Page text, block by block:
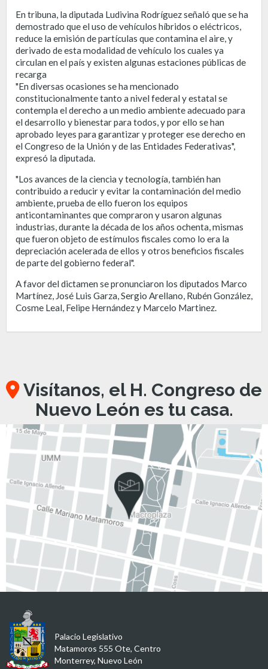
En tribuna, la diputada Ludivina Rodríguez señaló que se ha
demostrado que el uso de vehículos híbridos o eléctricos,
reduce la emisión de partículas que contamina el aire, y
derivado de esta modalidad de vehículo los cuales ya
circulan en el país y existen algunas estaciones públicas de
recarga
"En diversas ocasiones se ha mencionado
constitucionalmente tanto a nivel federal y estatal se
contempla el derecho a un medio ambiente adecuado para
el desarrollo y bienestar para todos, y por ello se han
aprobado leyes para garantizar y proteger ese derecho en
el Congreso de la Unión y de las Entidades Federativas",
expresó la diputada.
"Los avances de la ciencia y tecnología, también han
contribuido a reducir y evitar la contaminación del medio
ambiente, prueba de ello fueron los equipos
anticontaminantes que compraron y usaron algunas
industrias, durante la década de los años ochenta, mismas
que fueron objeto de estímulos fiscales como lo era la
depreciación acelerada de ellos y otros beneficios fiscales
de parte del gobierno federal".
A favor del dictamen se pronunciaron los diputados Marco
Martínez, José Luis Garza, Sergio Arellano, Rubén González,
Cosme Leal, Felipe Hernández y Marcelo Martinez.
Visítanos, el H. Congreso de
Nuevo León es tu casa.
Palacio Legislativo
Matamoros 555 Ote, Centro
Monterrey, Nuevo León